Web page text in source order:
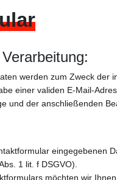
werden zum Zweck der
einer validen E-Mail-
und der anschließenden
eingegebenen
1 lit. f DSGVO).
möchten wir